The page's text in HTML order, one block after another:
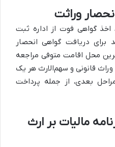
گواهی فوت از اداره ثبت
دریافت گواهی انحصار
محل اقامت متوفی مراجعه
قانونی و سهم‌الارث هر یک
بعدی، از جمله پرداخت
مالیات بر ارث